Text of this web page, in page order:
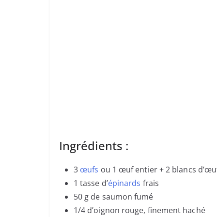
Ingrédients :
3 œufs ou 1 œuf entier + 2 blancs
1 tasse d’épinards frais
50 g de saumon fumé
1/4 d’oignon rouge, finement haché